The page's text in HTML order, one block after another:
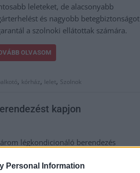
Personal Information
leleteket, de alacsonyabb
és nagyobb betegbiztonságot
a szolnoki ellátottak számára.
OLVASOM
, kórház, lelet, Szolnok
kapjon
légkondicionáló berendezés
jelenleg a második helyen áll a